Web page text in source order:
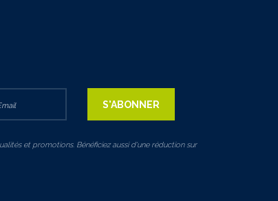
et promotions. Bénéficiez aussi d'une réduction sur